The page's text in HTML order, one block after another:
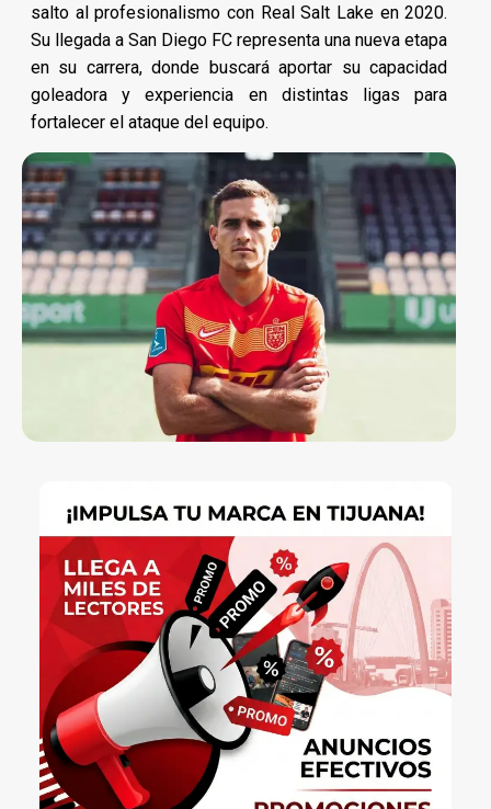
salto al profesionalismo con Real Salt Lake en 2020.
Su llegada a San Diego FC representa una nueva etapa
en su carrera, donde buscará aportar su capacidad
goleadora y experiencia en distintas ligas para
fortalecer el ataque del equipo.